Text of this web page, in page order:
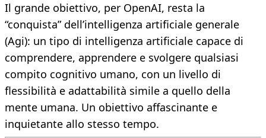
Il grande obiettivo, per OpenAI, resta la
“conquista” dell’intelligenza artificiale generale
(Agi): un tipo di intelligenza artificiale capace di
comprendere, apprendere e svolgere qualsiasi
compito cognitivo umano, con un livello di
flessibilità e adattabilità simile a quello della
mente umana. Un obiettivo affascinante e
inquietante allo stesso tempo.